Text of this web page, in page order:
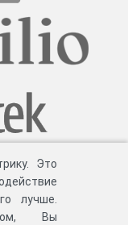
Это
лучше.
Вы